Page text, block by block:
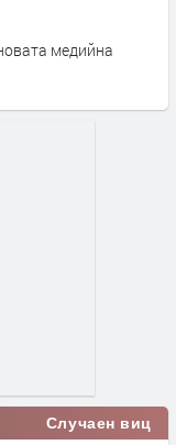
медийна
Случаен виц